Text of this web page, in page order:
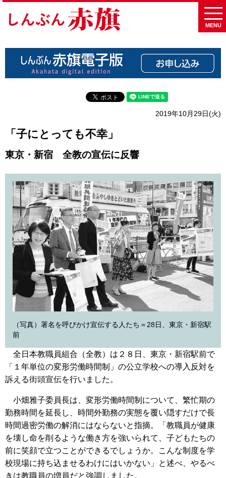
MENU
2019年10月29日(火)
「子にとっても不幸」
東京・新宿 全教の宣伝に反響
（写真）署名を呼びかけ宣伝する人たち＝28日、東京・新宿駅
前
全日本教職員組合（全教）は２８日、東京・新宿駅前で
「１年単位の変形労働時間制」の公立学校への導入反対を
訴える街頭宣伝を行いました。
小畑雅子委員長は、変形労働時間制について、繁忙期の
勤務時間を延長し、時間外勤務の実態を覆い隠すだけで長
時間過密労働の解消にはならないと指摘。「教職員が健康
を壊し命を削るような働き方を強いられて、子どもたちの
前に笑顔で立つことができるでしょうか。こんな制度を学
校現場に持ち込ませるわけにはいかない」と述べ、やるべ
きは教職員の増員だと強調しました。